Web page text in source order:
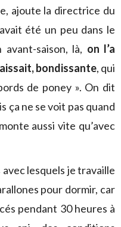
ajoute la directrice du
été un peu dans le
saison, là, on l’a
bondissante, qui
de poney ». On dit
ça ne se voit pas quand
aussi vite qu’avec
avec lesquels je travaille
pour dormir, car
pendant 30 heures à